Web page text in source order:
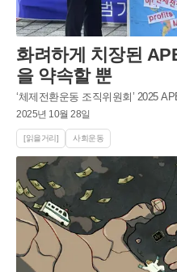
화려하게 치장된
을 약속할 뿐
‘체제전환운동 조직위원회’ 2025
2025년 10월 28일
[읽을거리] 사회운동